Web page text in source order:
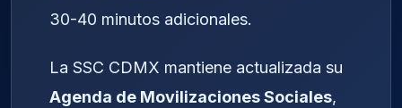
30-40 minutos adicionales.
La SSC CDMX mantiene actualizada su
Agenda de Movilizaciones Sociales,